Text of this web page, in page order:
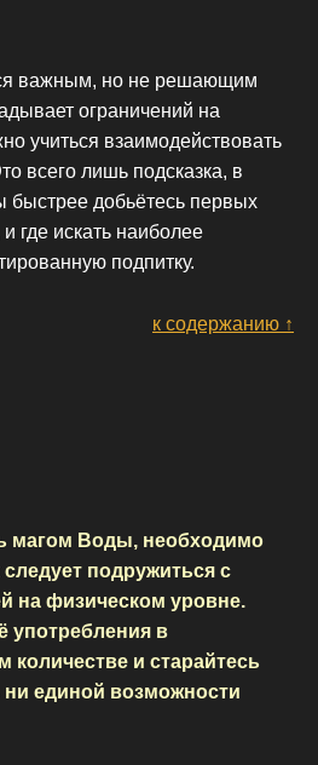
важным, но не решающим
ограничений на
учиться взаимодействовать
всего лишь подсказка, в
быстрее добьётесь первых
где искать наиболее
подпитку.
к содержанию ↑
магом Воды, необходимо
следует подружиться с
на физическом уровне.
употребления в
количестве и старайтесь
ни единой возможности